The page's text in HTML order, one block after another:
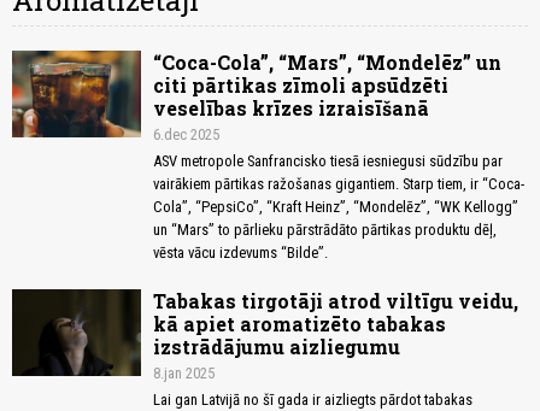
“Coca-Cola”, “Mars”, “Mondelēz” un
citi pārtikas zīmoli apsūdzēti
veselības krīzes izraisīšanā
6.dec 2025
ASV metropole Sanfrancisko tiesā iesniegusi sūdzību par
vairākiem pārtikas ražošanas gigantiem. Starp tiem, ir “Coca-
Cola”, “PepsiCo”, “Kraft Heinz”, “Mondelēz”, “WK Kellogg”
un “Mars” to pārlieku pārstrādāto pārtikas produktu dēļ,
vēsta vācu izdevums “Bilde”.
Tabakas tirgotāji atrod viltīgu veidu,
kā apiet aromatizēto tabakas
izstrādājumu aizliegumu
8.jan 2025
Lai gan Latvijā no šī gada ir aizliegts pārdot tabakas